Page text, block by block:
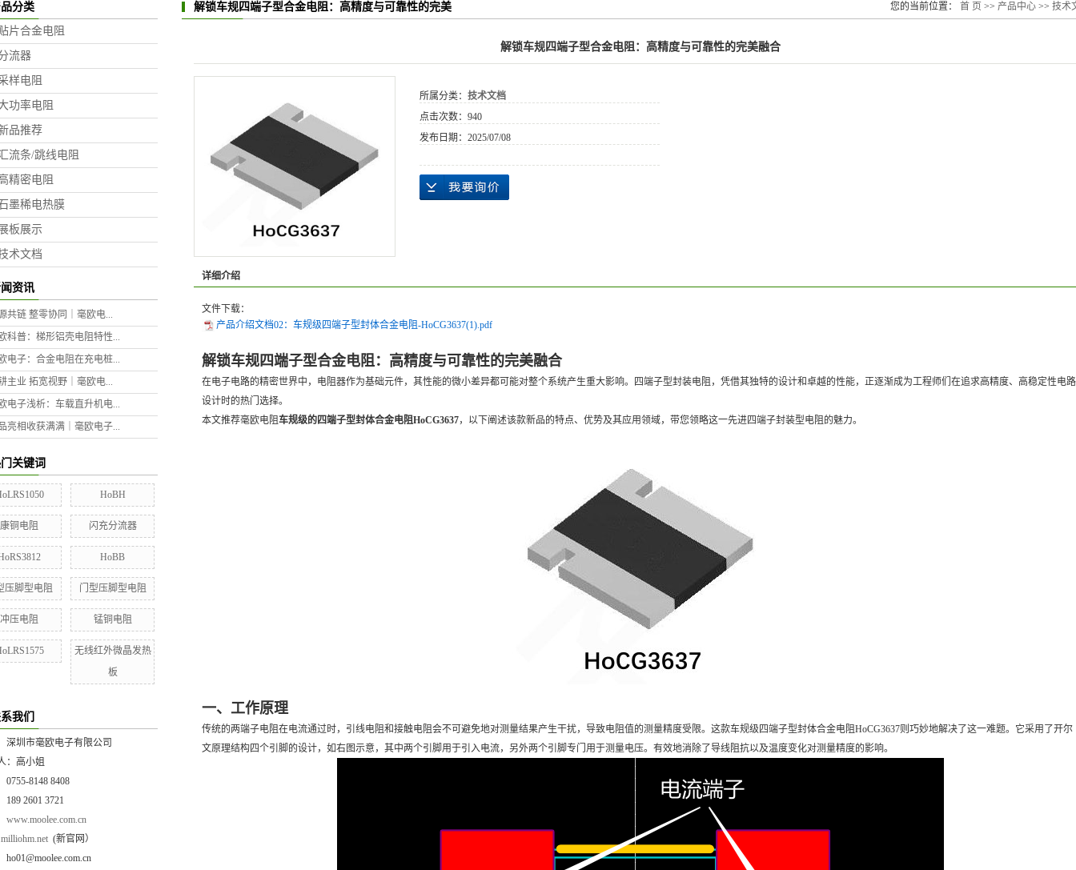
分类
片合金电阻
流器
样电阻
功率电阻
品推荐
流条/跳线电阻
精密电阻
墨稀电热膜
板展示
术文档
资讯
共链 整零协同｜毫欧电...
科普：梯形铝壳电阻特性...
电子：合金电阻在充电桩...
主业 拓宽视野｜毫欧电...
电子浅析：车载直升机电...
亮相收获满满｜毫欧电子...
关键词
HoBH
康铜电阻 闪充分流器
HoBB
压脚型电阻 门型压脚型电阻
冲压电阻 锰铜电阻
无线红外微晶发热
板
我们
深圳市毫欧电子有限公司
：高小姐
0755-8148 8408
189 2601 3721
www.moolee.com.cn
(新官网）
ho01@moolee.com.cn
解锁车规四端子型合金电阻：高精度与可靠性的完美 您的当前位置： 首 页 >> 产品中心 >> 技术
解锁车规四端子型合金电阻：高精度与可靠性的完美融合
所属分类： 技术文档
点击次数： 940
发布日期： 2025/07/08
详细介绍
文件下载：
产品介绍文档02：车规级四端子型封体合金电阻-HoCG3637(1).pdf
解锁车规四端子型合金电阻：高精度与可靠性的完美融合
在电子电路的精密世界中，电阻器作为基础元件，其性能的微小差异都可能对整个系统产生重大影响。四端子型封装电阻，凭借其独特的设计和卓越的性能，正逐渐成为工程师们在追求高精度、高稳定性电路
设计时的热门选择。
本文推荐毫欧电阻车规级的四端子型封体合金电阻HoCG3637，以下阐述该款新品的特点、优势及其应用领域，带您领略这一先进四端子封装型电阻的魅力。
一、工作原理
传统的两端子电阻在电流通过时，引线电阻和接触电阻会不可避免地对测量结果产生干扰，导致电阻值的测量精度受限。这款车规级四端子型封体合金电阻HoCG3637则巧妙地解决了这一难题。它采用了开尔
文原理结构四个引脚的设计，如右图示意，其中两个引脚用于引入电流，另外两个引脚专门用于测量电压。有效地消除了导线阻抗以及温度变化对测量精度的影响。